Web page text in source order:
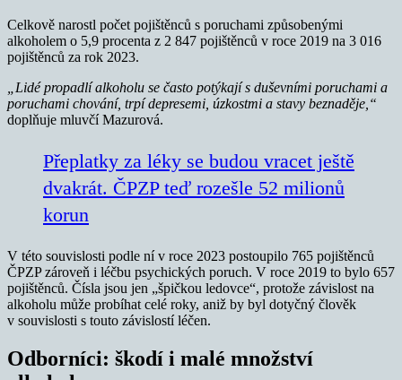
Celkově narostl počet pojištěnců s poruchami způsobenými
alkoholem o 5,9 procenta z 2 847 pojištěnců v roce 2019 na 3 016
pojištěnců za rok 2023.
„Lidé propadlí alkoholu se často potýkají s duševními poruchami a
poruchami chování, trpí depresemi, úzkostmi a stavy beznaděje,“
doplňuje mluvčí Mazurová.
Přeplatky za léky se budou vracet ještě
dvakrát. ČPZP teď rozešle 52 milionů
korun
V této souvislosti podle ní v roce 2023 postoupilo 765 pojištěnců
ČPZP zároveň i léčbu psychických poruch. V roce 2019 to bylo 657
pojištěnců. Čísla jsou jen „špičkou ledovce“, protože závislost na
alkoholu může probíhat celé roky, aniž by byl dotyčný člověk
v souvislosti s touto závislostí léčen.
Odborníci: škodí i malé množství